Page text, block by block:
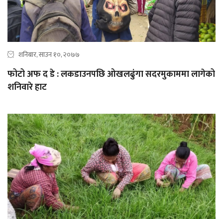
शनिबार, साउन १०, २०७७
फोटो अफ द डे : लकडाउनपछि ओखलढुंगा सदरमुकाममा लागेको
शनिवारे हाट